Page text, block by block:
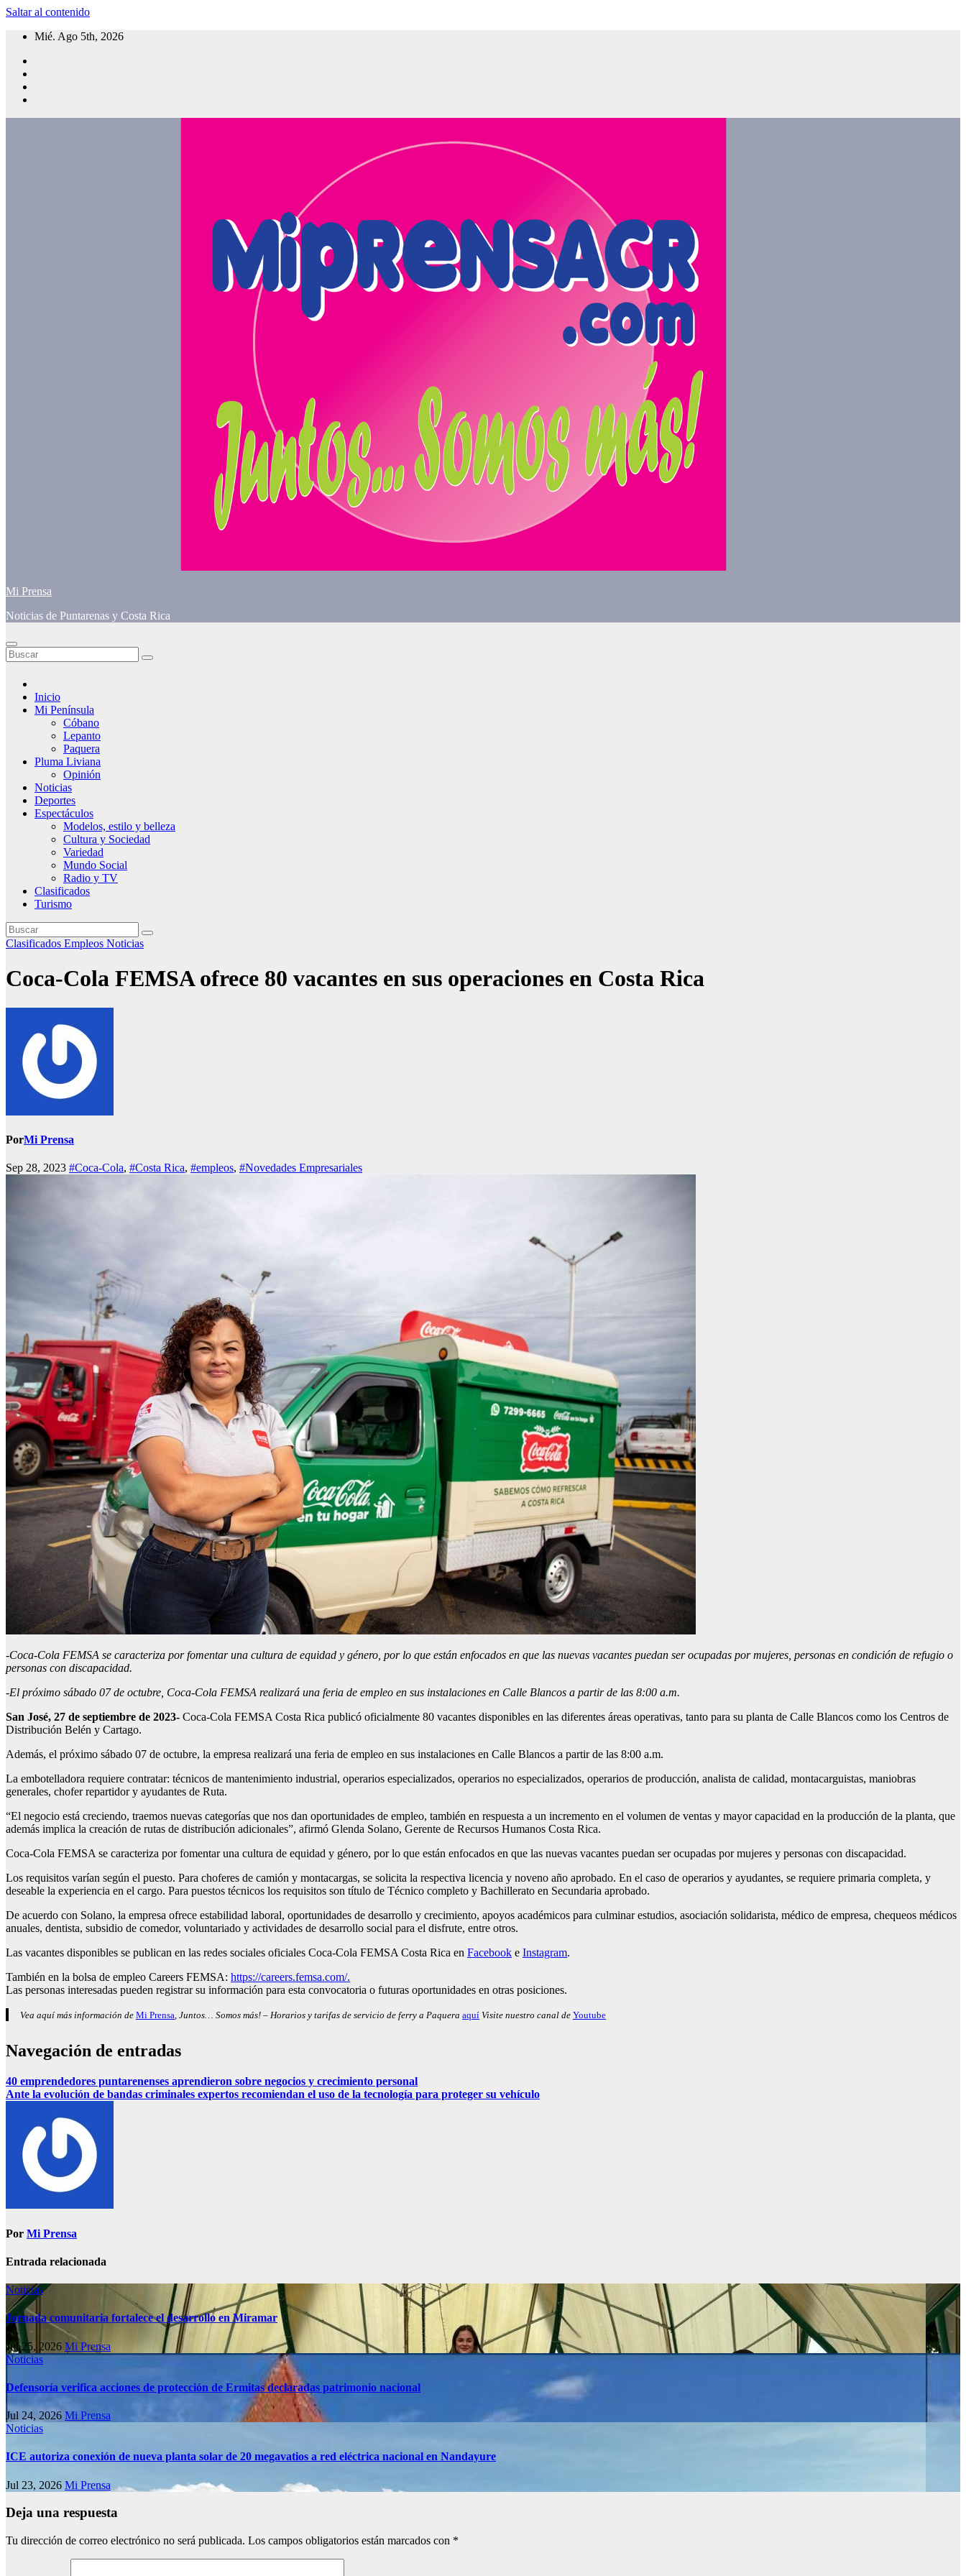
Saltar al contenido
Mié. Ago 5th, 2026
Mi Prensa
Noticias de Puntarenas y Costa Rica
Inicio
Mi Península
Cóbano
Lepanto
Paquera
Pluma Liviana
Opinión
Noticias
Deportes
Espectáculos
Modelos, estilo y belleza
Cultura y Sociedad
Variedad
Mundo Social
Radio y TV
Clasificados
Turismo
Clasificados Empleos Noticias
Coca-Cola FEMSA ofrece 80 vacantes en sus operaciones en Costa Rica
PorMi Prensa
Sep 28, 2023 #Coca-Cola, #Costa Rica, #empleos, #Novedades Empresariales
-Coca-Cola FEMSA se caracteriza por fomentar una cultura de equidad y género, por lo que están enfocados en que las nuevas vacantes puedan ser ocupadas por mujeres, personas en condición de refugio o
personas con discapacidad.
-El próximo sábado 07 de octubre, Coca-Cola FEMSA realizará una feria de empleo en sus instalaciones en Calle Blancos a partir de las 8:00 a.m.
San José, 27 de septiembre de 2023- Coca-Cola FEMSA Costa Rica publicó oficialmente 80 vacantes disponibles en las diferentes áreas operativas, tanto para su planta de Calle Blancos como los Centros de
Distribución Belén y Cartago.
Además, el próximo sábado 07 de octubre, la empresa realizará una feria de empleo en sus instalaciones en Calle Blancos a partir de las 8:00 a.m.
La embotelladora requiere contratar: técnicos de mantenimiento industrial, operarios especializados, operarios no especializados, operarios de producción, analista de calidad, montacarguistas, maniobras
generales, chofer repartidor y ayudantes de Ruta.
“El negocio está creciendo, traemos nuevas categorías que nos dan oportunidades de empleo, también en respuesta a un incremento en el volumen de ventas y mayor capacidad en la producción de la planta, que
además implica la creación de rutas de distribución adicionales”, afirmó Glenda Solano, Gerente de Recursos Humanos Costa Rica.
Coca-Cola FEMSA se caracteriza por fomentar una cultura de equidad y género, por lo que están enfocados en que las nuevas vacantes puedan ser ocupadas por mujeres y personas con discapacidad.
Los requisitos varían según el puesto. Para choferes de camión y montacargas, se solicita la respectiva licencia y noveno año aprobado. En el caso de operarios y ayudantes, se requiere primaria completa, y
deseable la experiencia en el cargo. Para puestos técnicos los requisitos son título de Técnico completo y Bachillerato en Secundaria aprobado.
De acuerdo con Solano, la empresa ofrece estabilidad laboral, oportunidades de desarrollo y crecimiento, apoyos académicos para culminar estudios, asociación solidarista, médico de empresa, chequeos médicos
anuales, dentista, subsidio de comedor, voluntariado y actividades de desarrollo social para el disfrute, entre otros.
Las vacantes disponibles se publican en las redes sociales oficiales Coca-Cola FEMSA Costa Rica en Facebook e Instagram.
También en la bolsa de empleo Careers FEMSA: https://careers.femsa.com/.
Las personas interesadas pueden registrar su información para esta convocatoria o futuras oportunidades en otras posiciones.
Vea aquí más información de Mi Prensa, Juntos… Somos más! – Horarios y tarifas de servicio de ferry a Paquera aquí Visite nuestro canal de Youtube
Navegación de entradas
40 emprendedores puntarenenses aprendieron sobre negocios y crecimiento personal
Ante la evolución de bandas criminales expertos recomiendan el uso de la tecnología para proteger su vehículo
Por Mi Prensa
Entrada relacionada
Noticias
Jornada comunitaria fortalece el desarrollo en Miramar
Jul 25, 2026 Mi Prensa
Noticias
Defensoría verifica acciones de protección de Ermitas declaradas patrimonio nacional
Jul 24, 2026 Mi Prensa
Noticias
ICE autoriza conexión de nueva planta solar de 20 megavatios a red eléctrica nacional en Nandayure
Jul 23, 2026 Mi Prensa
Deja una respuesta
Tu dirección de correo electrónico no será publicada. Los campos obligatorios están marcados con *